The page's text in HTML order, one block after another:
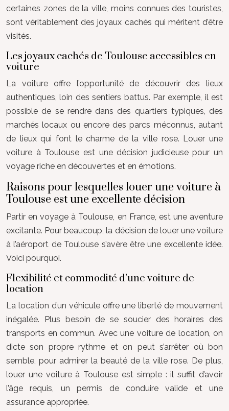
certaines zones de la ville, moins connues des touristes,
sont véritablement des joyaux cachés qui méritent d’être
visités.
Les joyaux cachés de Toulouse accessibles en
voiture
La voiture offre l’opportunité de découvrir des lieux
authentiques, loin des sentiers battus. Par exemple, il est
possible de se rendre dans des quartiers typiques, des
marchés locaux ou encore des parcs méconnus, autant
de lieux qui font le charme de la ville rose. Louer une
voiture à Toulouse est une décision judicieuse pour un
voyage riche en découvertes et en émotions.
Raisons pour lesquelles louer une voiture à
Toulouse est une excellente décision
Partir en voyage à Toulouse, en France, est une aventure
excitante. Pour beaucoup, la décision de louer une voiture
à l’aéroport de Toulouse s’avère être une excellente idée.
Voici pourquoi.
Flexibilité et commodité d’une voiture de
location
La location d’un véhicule offre une liberté de mouvement
inégalée. Plus besoin de se soucier des horaires des
transports en commun. Avec une voiture de location, on
dicte son propre rythme et on peut s’arrêter où bon
semble, pour admirer la beauté de la ville rose. De plus,
louer une voiture à Toulouse est simple : il suffit d’avoir
l’âge requis, un permis de conduire valide et une
assurance appropriée.